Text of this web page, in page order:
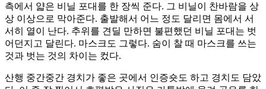
측에서 얇은 비닐 포대를 한 장씩 준다. 그 비닐이 찬바람을 상
상 이상으로 막아준다. 출발해서 어느 정도 달리면 몸에서 서
서히 열이 난다. 추위를 견딜 만하면 불편했던 비닐 포대는 벗
어던지고 달린다. 마스크도 그렇다. 숨이 찰 때 마스크를 쓰는
것과 벗는 것의 차이는 컸다.
산행 중간중간 경치가 좋은 곳에서 인증숏도 하고 경치도 담았